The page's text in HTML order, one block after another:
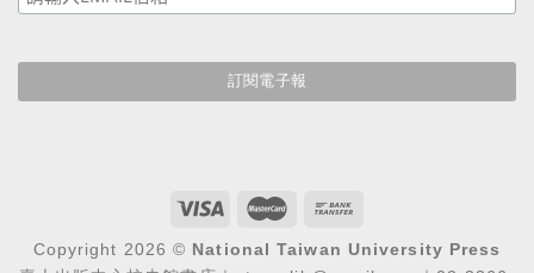
Copyright 2026 © National Taiwan University Press